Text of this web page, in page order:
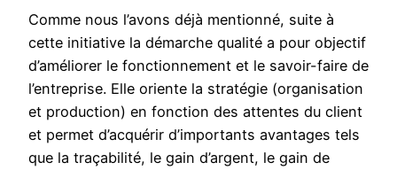
Comme nous l’avons déjà mentionné, suite à
cette initiative la démarche qualité a pour objectif
d’améliorer le fonctionnement et le savoir-faire de
l’entreprise. Elle oriente la stratégie (organisation
et production) en fonction des attentes du client
et permet d’acquérir d’importants avantages tels
que la traçabilité, le gain d’argent, le gain de